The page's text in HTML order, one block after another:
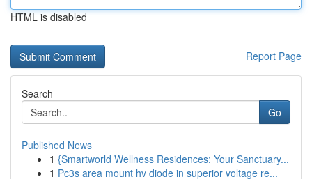
HTML is disabled
Report Page
Search
Go
Published News
1 {Smartworld Wellness Residences: Your Sanctuary...
1 Pc3s area mount hv diode in superior voltage re...